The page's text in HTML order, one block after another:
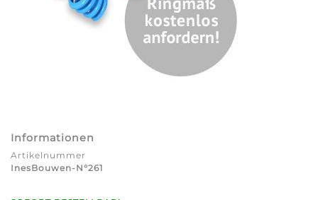
Informationen
Artikelnummer
InesBouwen-N°261